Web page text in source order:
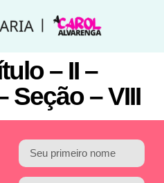
– II –
Seção – VIII